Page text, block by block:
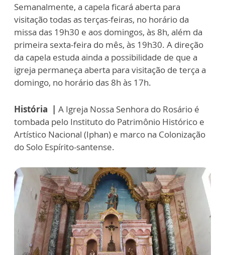
Semanalmente, a capela ficará aberta para
visitação todas as terças-feiras, no horário da
missa das 19h30 e aos domingos, às 8h, além da
primeira sexta-feira do mês, às 19h30. A direção
da capela estuda ainda a possibilidade de que a
igreja permaneça aberta para visitação de terça a
domingo, no horário das 8h às 17h.
História | A Igreja Nossa Senhora do Rosário é
tombada pelo Instituto do Patrimônio Histórico e
Artístico Nacional (Iphan) e marco na Colonização
do Solo Espírito-santense.